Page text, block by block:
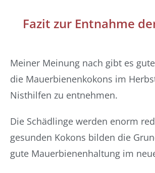
Fazit zur Entnahme
Meiner Meinung nach gibt es
die Mauerbienenkokons im
Nisthilfen zu entnehmen.
Die Schädlinge werden enorm
gesunden Kokons bilden die
gute Mauerbienenhaltung im